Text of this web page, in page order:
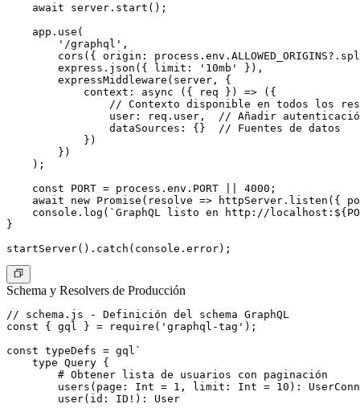
    await server.start();
    app.use(
        '/graphql',
cors({ origin:
        express.json({ limit: '10mb' }),
        expressMiddleware(server, {
            context: async ({ req }) => ({
// Contexto disponible en todos los
user: req.user,  // Añadir
                dataSources: {}  // Fuentes de datos
            })
        })
    );
    const PORT = process.env.PORT || 4000;
await new Promise(resolve => httpServer.listen({
console.log(`GraphQL listo en http://
}
Schema y Resolvers de Producción
// schema.js - Definición del schema GraphQL
const { gql } = require('graphql-tag');
const typeDefs = gql`
    type Query {
        # Obtener lista de usuarios con paginación
users(page: Int = 1, limit: Int = 10):
        user(id: ID!): User